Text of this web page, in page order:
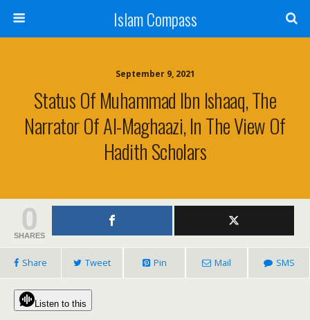
Islam Compass
September 9, 2021
Status Of Muhammad Ibn Ishaaq, The
Narrator Of Al-Maghaazi, In The View Of
Hadith Scholars
0
SHARES
Share Tweet Pin Mail SMS
Listen to this